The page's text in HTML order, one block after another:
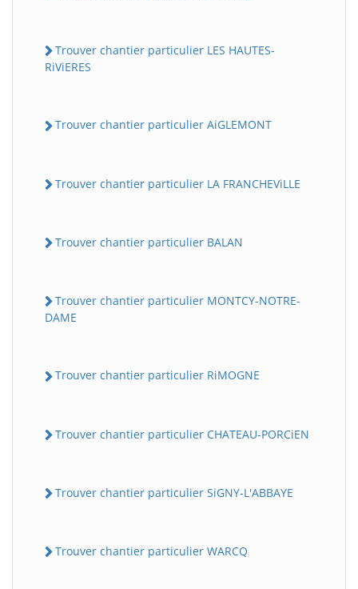
Trouver chantier particulier LES HAUTES-
RiViERES
Trouver chantier particulier AiGLEMONT
Trouver chantier particulier LA FRANCHEViLLE
Trouver chantier particulier BALAN
Trouver chantier particulier MONTCY-NOTRE-
DAME
Trouver chantier particulier RiMOGNE
Trouver chantier particulier CHATEAU-PORCiEN
Trouver chantier particulier SiGNY-L'ABBAYE
Trouver chantier particulier WARCQ